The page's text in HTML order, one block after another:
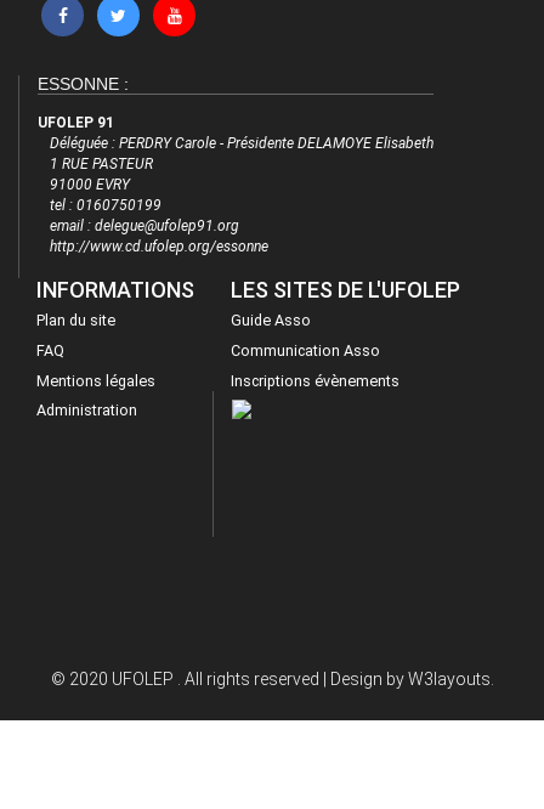
ESSONNE :
UFOLEP 91
Déléguée : PERDRY Carole - Présidente DELAMOYE Elisabeth
1 RUE PASTEUR
91000 EVRY
tel : 0160750199
email : delegue@ufolep91.org
http://www.cd.ufolep.org/essonne
INFORMATIONS
Plan du site
FAQ
Mentions légales
Administration
LES SITES DE L'UFOLEP
Guide Asso
Communication Asso
Inscriptions évènements
© 2020 UFOLEP . All rights reserved | Design byW3layouts.